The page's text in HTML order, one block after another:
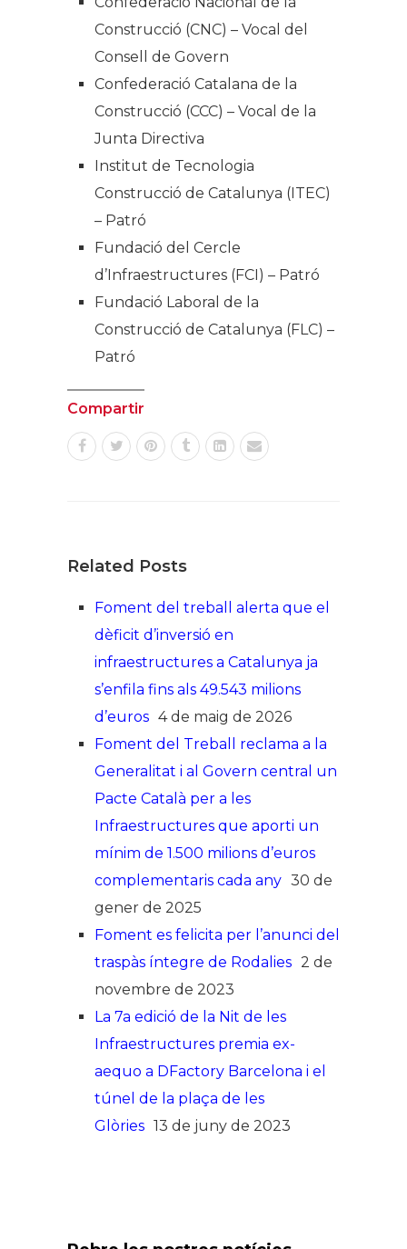
Construcció (CNC) – Vocal del
Consell de Govern
Confederació Catalana de la
Construcció (CCC) – Vocal de la
Junta Directiva
Institut de Tecnologia
Construcció de Catalunya (ITEC)
– Patró
Fundació del Cercle
d’Infraestructures (FCI) – Patró
Fundació Laboral de la
Construcció de Catalunya (FLC) –
Patró
Compartir
Related Posts
Foment del treball alerta que el
dèficit d’inversió en
infraestructures a Catalunya ja
s’enfila fins als 49.543 milions
d’euros 4 de maig de 2026
Foment del Treball reclama a la
Generalitat i al Govern central un
Pacte Català per a les
Infraestructures que aporti un
mínim de 1.500 milions d’euros
complementaris cada any 30 de
gener de 2025
Foment es felicita per l’anunci del
traspàs íntegre de Rodalies 2 de
novembre de 2023
La 7a edició de la Nit de les
Infraestructures premia ex-
aequo a DFactory Barcelona i el
túnel de la plaça de les
Glòries 13 de juny de 2023